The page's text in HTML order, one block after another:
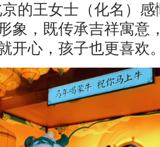
的王女士（化名）感
象，既传承吉祥寓意
开心，孩子也更喜欢